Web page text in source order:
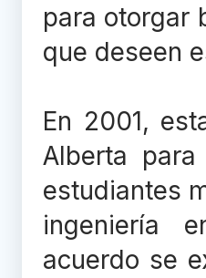
para otorgar
que deseen
En 2001,
Alberta
estudiantes
ingeniería
acuerdo se